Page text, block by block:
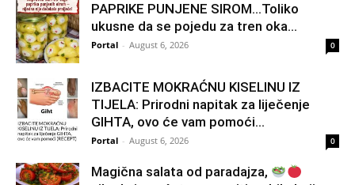
PAPRIKE PUNJENE SIROM…Toliko
ukusne da se pojedu za tren oka…
Portal - August 6, 2026 0
IZBACITE MOKRAĆNU KISELINU IZ
TIJELA: Prirodni napitak za liječenje
GIHTA, ovo će vam pomoći...
Portal - August 6, 2026 0
Magična salata od paradajza,